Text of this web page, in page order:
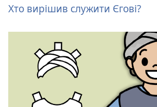
Хто вирішив служити Єгові?